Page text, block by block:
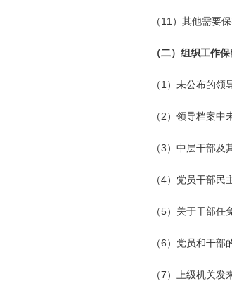
（11）其他需要
（二） 组织工作
（1）未公布的领
（2）领导档案中
（3）中层干部及
（4）党员干部
（5）关于干部
（6）党员和干部
（7）上级机关发